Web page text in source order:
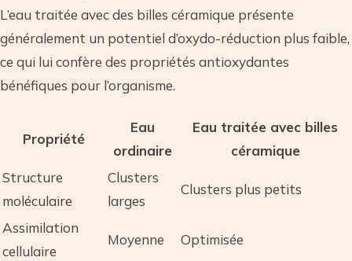
L’eau traitée avec des billes céramique présente
généralement un potentiel d’oxydo-réduction plus faible,
ce qui lui confère des propriétés antioxydantes
bénéfiques pour l’organisme.
Propriété
Eau
ordinaire
Eau traitée avec billes
céramique
Structure
moléculaire
Clusters
larges
Clusters plus petits
Assimilation
cellulaire
Moyenne Optimisée